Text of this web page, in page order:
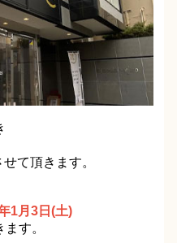
て頂きます。
1月3日(土)
す。